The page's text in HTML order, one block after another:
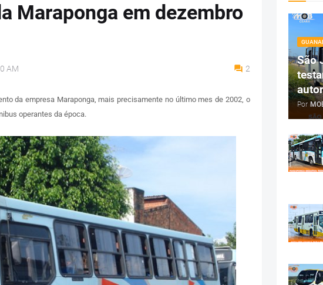
Maraponga em dezembro
AM 2
da empresa Maraponga, mais precisamente no último mes de 2002, o
operantes da época.
São
Por